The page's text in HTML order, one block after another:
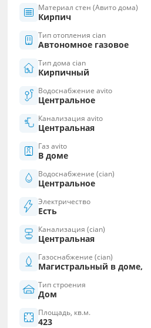
Материал стен (Авито дома)
Кирпич
Тип отопления cian
Автономное газовое
Тип дома cian
Кирпичный
Водоснабжение avito
Центральное
Канализация avito
Центральная
Газ avito
В доме
Водоснабжение (cian)
Центральное
Электричество
Есть
Канализация (cian)
Центральная
Газоснабжение (cian)
Магистральный в доме,
Тип строения
Дом
Площадь, кв.м.
423